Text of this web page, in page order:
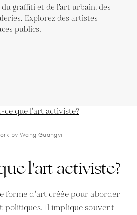
graffiti et de l’art urbain, des
Explorez des artistes
publics.
by Wang Guangyi
l'art activiste?
forme d'art créée pour aborder
politiques. Il implique souvent